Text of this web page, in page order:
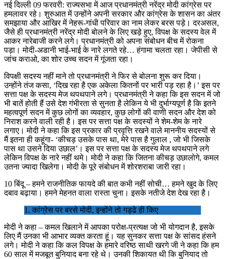
नई दिल्ली 09 फरवरी: राज्यसभा में आज प्रधानमंत्री नरेंद्र मोदी कांग्रेस पर
हमलावर रहे। शुरुआत में उन्होंने अपनी सरकार और कांग्रेस के शासन का अंतर
समझाया और आखिर में नेहरू-गांधी परिवार का नाम लेकर बरस पड़े। दरअसल,
जैसे ही प्रधानमंत्री नरेंद्र मोदी बोलने के लिए खड़े हुए, विपक्ष के सदस्य वेल में
आकर नारेबाजी करने लगे। प्रधानमंत्री को अपना संबोधन बीच में रोकना
पड़ा। मोदी-अडानी भाई-भाई के नारे लगते रहे… हंगामा चलता रहा। जेपीसी से
जांच कराओ, का शोर उच्च सदन में गूंजता रहा।
विपक्षी सदस्य नहीं माने तो प्रधानमंत्री ने फिर से बोलना शुरू कर दिया।
उन्होंने तंज कसा, ‘दिख रहा है एक अकेला कितनों पर भारी पड़ रहा है।’ इस पर
सत्ता पक्ष के सदस्य मेज थपथपाने लगे। प्रधानमंत्री ने कहा कि इस सदन में जो
भी बातें होती हैं उसे देश गंभीरता से सुनता है लेकिन ये भी दुर्भाग्यपूर्ण है कि इतने
महत्वपूर्ण सदन में कुछ लोगों का व्यवहार, कुछ लोगों की वाणी सदन और देश को
निराश करने वाली रही है। इस पर सत्ता पक्ष के सदस्यों ने शेम-शेम के नारे
लगाए। मोदी ने कहा कि इस प्रकार की प्रवृत्ति रखने वाले माननीय सदस्यों से
मैं इतना ही कहूंगा- ‘कीचड़ उसके पास था, मेरे पास है गुलाल , जो भी जिसके
पास था उसने दिया उछाल’। इस पर सत्ता पक्ष के सदस्य मेज थपथपाने लगे
लेकिन विपक्ष के नारे नहीं थमे। मोदी ने कहा कि जितना कीचड़ उछालोगे, कमल
उतना ज्यादा खिलेगा। मोदी के पूरे संबोधन में शोरशराबा जारी रहा।
10 बिंदू – हमने राजनीतिक फायदे की बात कभी नहीं सोची… हमने खुद के लिए
दबाव बढ़ाया। हमने मेहनत वाला रास्ता चुना। इसके नतीजे देश देख रहा है।
1. कांग्रेस पर बरसे मोदी, इन्होंने तो गड्ढे ही किए
मोदी ने कहा – कमल खिलाने में आपका परोक्ष-प्रत्यक्ष जो भी योगदान है, इसके
लिए मैं उनका भी आभार व्यक्त करता हूं। यह सुनकर सत्ता पक्ष के सांसद हंसने
लगे। मोदी ने कहा कि कल विपक्ष के हमारे वरिष्ठ साथी खरगे जी ने कहा कि हम
60 साल में मजबूत बुनियाद बना रहे थे। उनकी शिकायत थी कि बुनियाद तो